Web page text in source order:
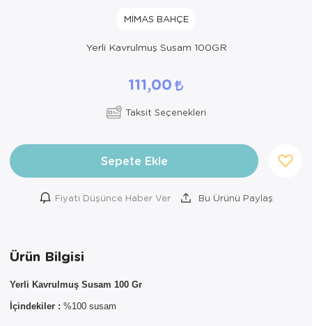
MİMAS BAHÇE
Yerli Kavrulmuş Susam 100GR
111,00
Taksit Seçenekleri
Sepete Ekle
Fiyatı Düşünce Haber Ver Bu Ürünü Paylaş
Ürün Bilgisi
Yerli Kavrulmuş Susam 100 Gr
İçindekiler : %100 susam